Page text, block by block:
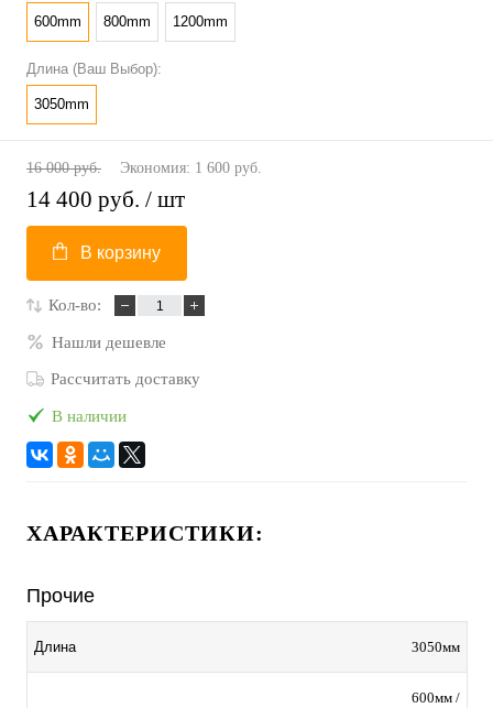
600mm 800mm 1200mm
Длина (Ваш Выбор):
3050mm
16 000 руб. Экономия: 1 600 руб.
14 400 руб. / шт
В корзину
Кол-во:
Нашли дешевле
Рассчитать доставку
В наличии
ХАРАКТЕРИСТИКИ:
Прочие
Длина 3050мм
600мм /